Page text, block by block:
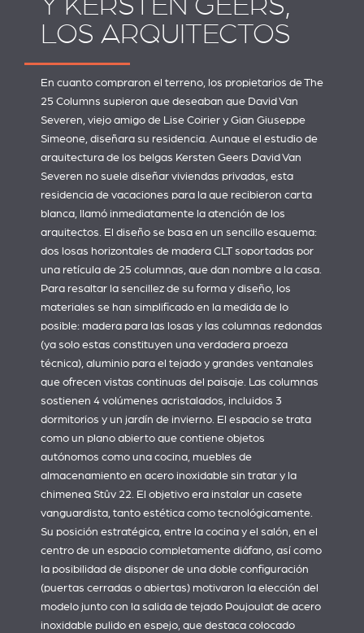
LOS ARQUITECTOS
En cuanto compraron el terreno, los propietarios de The
25 Columns supieron que deseaban que David Van
Severen, viejo amigo de Lise Coirier y Gian Giuseppe
Simeone, diseñara su residencia. Aunque el estudio de
arquitectura de los belgas Kersten Geers David Van
Severen no suele diseñar viviendas privadas, esta
residencia de vacaciones para la que recibieron carta
blanca, llamó inmediatamente la atención de los
arquitectos. El diseño se basa en un sencillo esquema:
dos losas horizontales de madera CLT soportadas por
una retícula de 25 columnas, que dan nombre a la casa.
Para resaltar la sencillez de su forma y diseño, los
materiales se han simplificado en la medida de lo
posible: madera para las losas y las columnas redondas
(ya solo estas constituyen una verdadera proeza
técnica), aluminio para el tejado y grandes ventanales
que ofrecen vistas continuas del paisaje. Las columnas
sostienen 4 volúmenes acristalados, incluidos 3
dormitorios y un jardín de invierno. El espacio se trata
como un plano abierto que contiene objetos
autónomos como una cocina, muebles de
almacenamiento en acero inoxidable sin tratar y la
chimenea Stûv 22. El objetivo era instalar un casete
vanguardista, tanto estética como tecnológicamente.
Su posición estratégica, entre la cocina y el salón, en el
centro de un espacio completamente diáfano, así como
la posibilidad de disponer de una doble configuración
(puertas cerradas o abiertas) motivaron la elección del
modelo junto con la salida de tejado Poujoulat de acero
inoxidable pulido en espejo, que destaca colocado